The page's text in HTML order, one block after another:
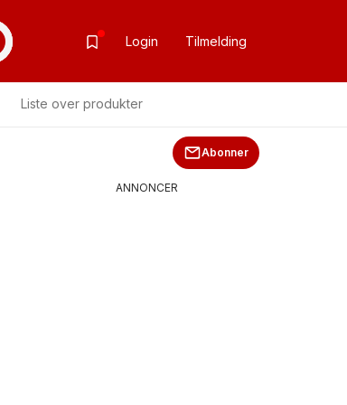
Login Tilmelding
Liste over produkter
Abonner
ANNONCER